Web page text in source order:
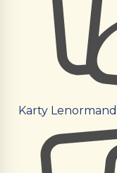
Karty Lenormand